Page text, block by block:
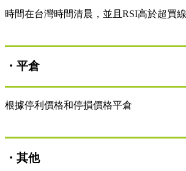
時間在台灣時間清晨，並且RSI高於超買
・平倉
根據停利價格和停損價格平倉
・其他